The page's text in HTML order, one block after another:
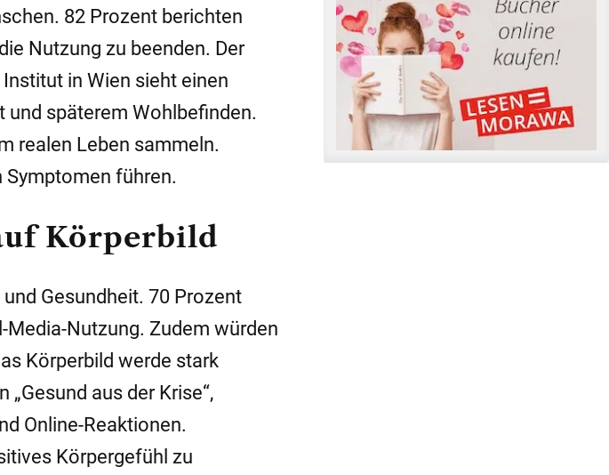
82 Prozent berichten
Nutzung zu beenden. Der
in Wien sieht einen
späterem Wohlbefinden.
realen Leben sammeln.
Symptomen führen.
Körperbild
Gesundheit. 70 Prozent
Nutzung. Zudem würden
Körperbild werde stark
„Gesund aus der Krise“,
Online-Reaktionen.
Körpergefühl zu